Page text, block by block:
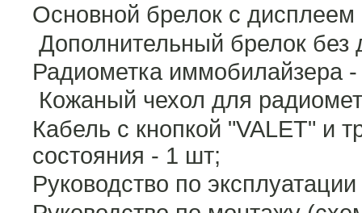
Основной брелок с
Дополнительный брелок
Радиометка иммобилайзера
Кожаный чехол для
Кабель с кнопкой "VALET" и
состояния - 1 шт;
Руководство по